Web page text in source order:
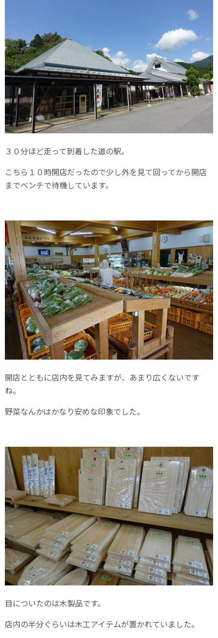
３０分ほど走って到着した道の駅。
こちら１０時開店だったので少し外を見て回ってから開店
までベンチで待機しています。
開店とともに店内を見てみますが、あまり広くないです
ね。
野菜なんかはかなり安めな印象でした。
目についたのは木製品です。
店内の半分ぐらいは木工アイテムが置かれていました。